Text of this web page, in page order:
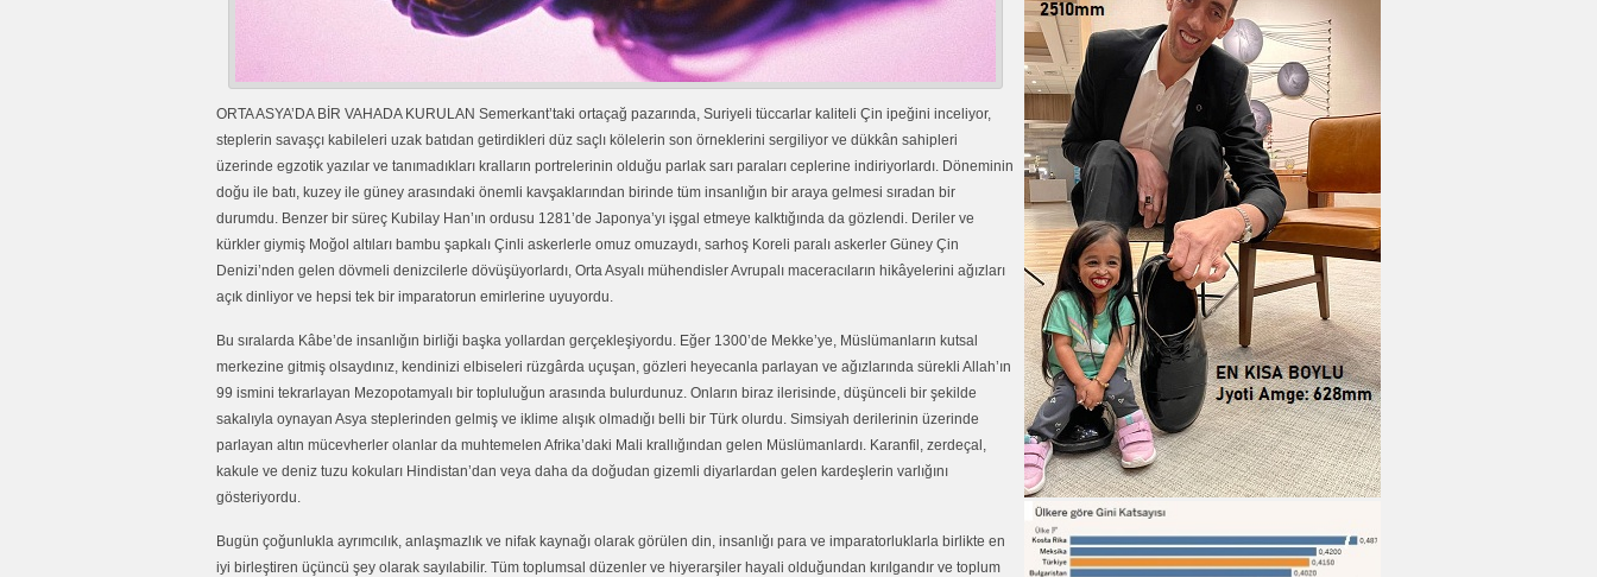
ORTA ASYA’DA BİR VAHADA KURULAN Semerkant’taki ortaçağ pazarında, Suriyeli tüccarlar kaliteli Çin ipeğini inceliyor,
steplerin savaşçı kabileleri uzak batıdan getirdikleri düz saçlı kölelerin son örneklerini sergiliyor ve dükkân sahipleri
üzerinde egzotik yazılar ve tanımadıkları kralların portrelerinin olduğu parlak sarı paraları ceplerine indiriyorlardı. Döneminin
doğu ile batı, kuzey ile güney arasındaki önemli kavşaklarından birinde tüm insanlığın bir araya gelmesi sıradan bir
durumdu. Benzer bir süreç Kubilay Han’ın ordusu 1281’de Japonya’yı işgal etmeye kalktığında da gözlendi. Deriler ve
kürkler giymiş Moğol altıları bambu şapkalı Çinli askerlerle omuz omuzaydı, sarhoş Koreli paralı askerler Güney Çin
Denizi’nden gelen dövmeli denizcilerle dövüşüyorlardı, Orta Asyalı mühendisler Avrupalı maceracıların hikâyelerini ağızları
açık dinliyor ve hepsi tek bir imparatorun emirlerine uyuyordu.
Bu sıralarda Kâbe’de insanlığın birliği başka yollardan gerçekleşiyordu. Eğer 1300’de Mekke’ye, Müslümanların kutsal
merkezine gitmiş olsaydınız, kendinizi elbiseleri rüzgârda uçuşan, gözleri heyecanla parlayan ve ağızlarında sürekli Allah’ın
99 ismini tekrarlayan Mezopotamyalı bir topluluğun arasında bulurdunuz. Onların biraz ilerisinde, düşünceli bir şekilde
sakalıyla oynayan Asya steplerinden gelmiş ve iklime alışık olmadığı belli bir Türk olurdu. Simsiyah derilerinin üzerinde
parlayan altın mücevherler olanlar da muhtemelen Afrika’daki Mali krallığından gelen Müslümanlardı. Karanfil, zerdeçal,
kakule ve deniz tuzu kokuları Hindistan’dan veya daha da doğudan gizemli diyarlardan gelen kardeşlerin varlığını
gösteriyordu.
Bugün çoğunlukla ayrımcılık, anlaşmazlık ve nifak kaynağı olarak görülen din, insanlığı para ve imparatorluklarla birlikte en
iyi birleştiren üçüncü şey olarak sayılabilir. Tüm toplumsal düzenler ve hiyerarşiler hayali olduğundan kırılgandır ve toplum